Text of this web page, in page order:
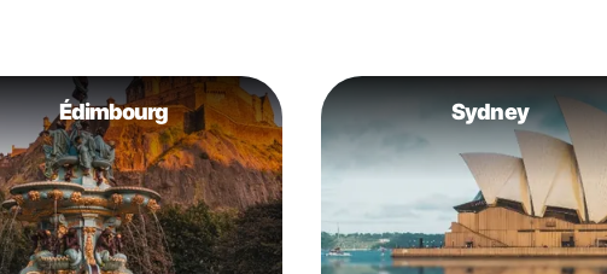
Édimbourg Sydney